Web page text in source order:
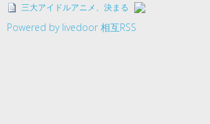
三大アイドルアニメ、決まる
Powered by livedoor 相互RSS